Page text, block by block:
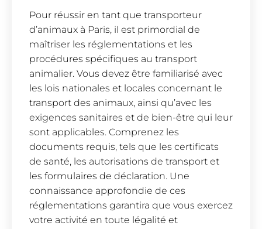
Pour réussir en tant que transporteur
d’animaux à Paris, il est primordial de
maîtriser les réglementations et les
procédures spécifiques au transport
animalier. Vous devez être familiarisé avec
les lois nationales et locales concernant le
transport des animaux, ainsi qu’avec les
exigences sanitaires et de bien-être qui leur
sont applicables. Comprenez les
documents requis, tels que les certificats
de santé, les autorisations de transport et
les formulaires de déclaration. Une
connaissance approfondie de ces
réglementations garantira que vous exercez
votre activité en toute légalité et